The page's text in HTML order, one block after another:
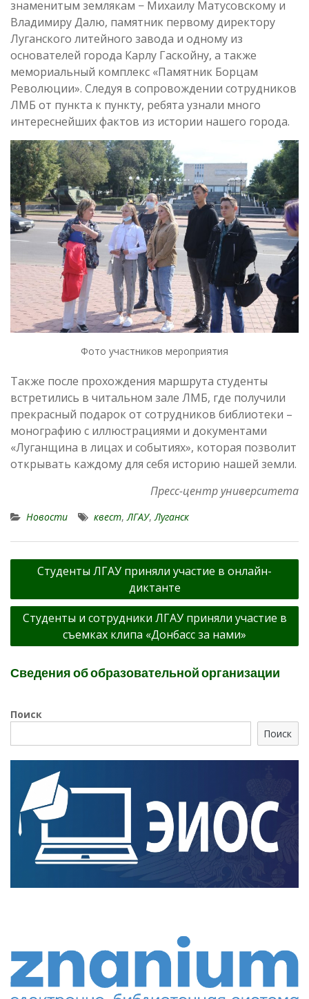
знаменитым землякам − Михаилу Матусовскому и
Владимиру Далю, памятник первому директору
Луганского литейного завода и одному из
основателей города Карлу Гаскойну, а также
мемориальный комплекс «Памятник Борцам
Революции». Следуя в сопровождении сотрудников
ЛМБ от пункта к пункту, ребята узнали много
интереснейших фактов из истории нашего города.
Фото участников мероприятия
Также после прохождения маршрута студенты
встретились в читальном зале ЛМБ, где получили
прекрасный подарок от сотрудников библиотеки –
монографию с иллюстрациями и документами
«Луганщина в лицах и событиях», которая позволит
открывать каждому для себя историю нашей земли.
Пресс-центр университета
Новости квест,ЛГАУ,Луганск
Навигация
записям
Студенты ЛГАУ приняли участие в онлайн-
диктанте
Студенты и сотрудники ЛГАУ приняли участие в
съемках клипа «Донбасс за нами»
Сведения об образовательной организации
Поиск
Поиск